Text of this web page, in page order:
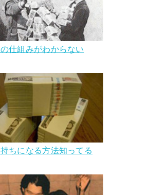
の仕組みがわからない
持ちになる方法知ってる